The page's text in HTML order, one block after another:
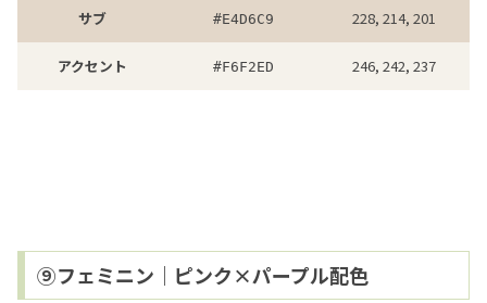
サブ #E4D6C9 228, 214, 201
アクセント #F6F2ED 246, 242, 237
⑨フェミニン｜ピンク×パープル配色